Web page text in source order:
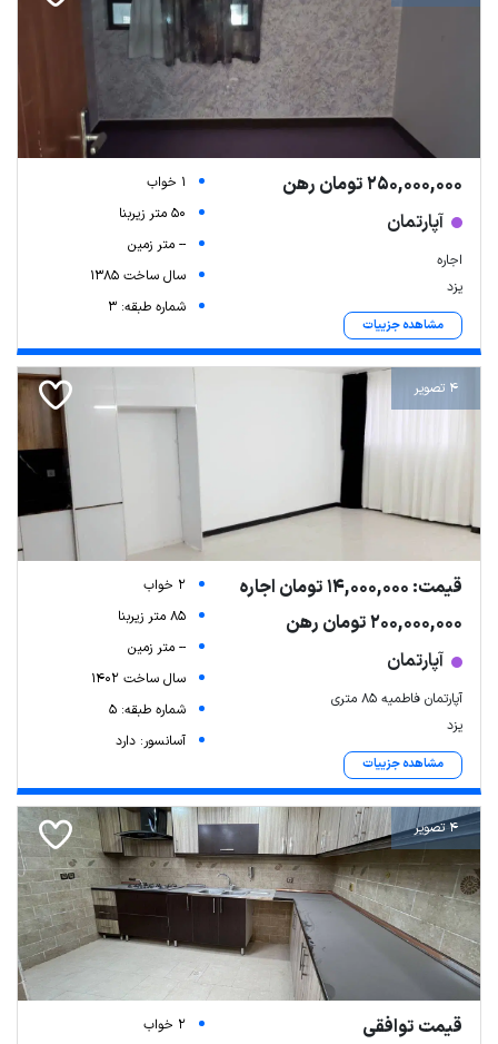
250,000,000 تومان رهن
آپارتمان
اجاره
یزد
مشاهده جزییات
1 خواب
50 متر زیربنا
-- متر زمین
سال ساخت 1385
شماره طبقه: 3
4 تصویر
قیمت: 14,000,000 تومان اجاره
200,000,000 تومان رهن
آپارتمان
آپارتمان فاطمیه 85 متری
یزد
مشاهده جزییات
2 خواب
85 متر زیربنا
-- متر زمین
سال ساخت 1402
شماره طبقه: 5
آسانسور: دارد
4 تصویر
قیمت توافقی
2 خواب